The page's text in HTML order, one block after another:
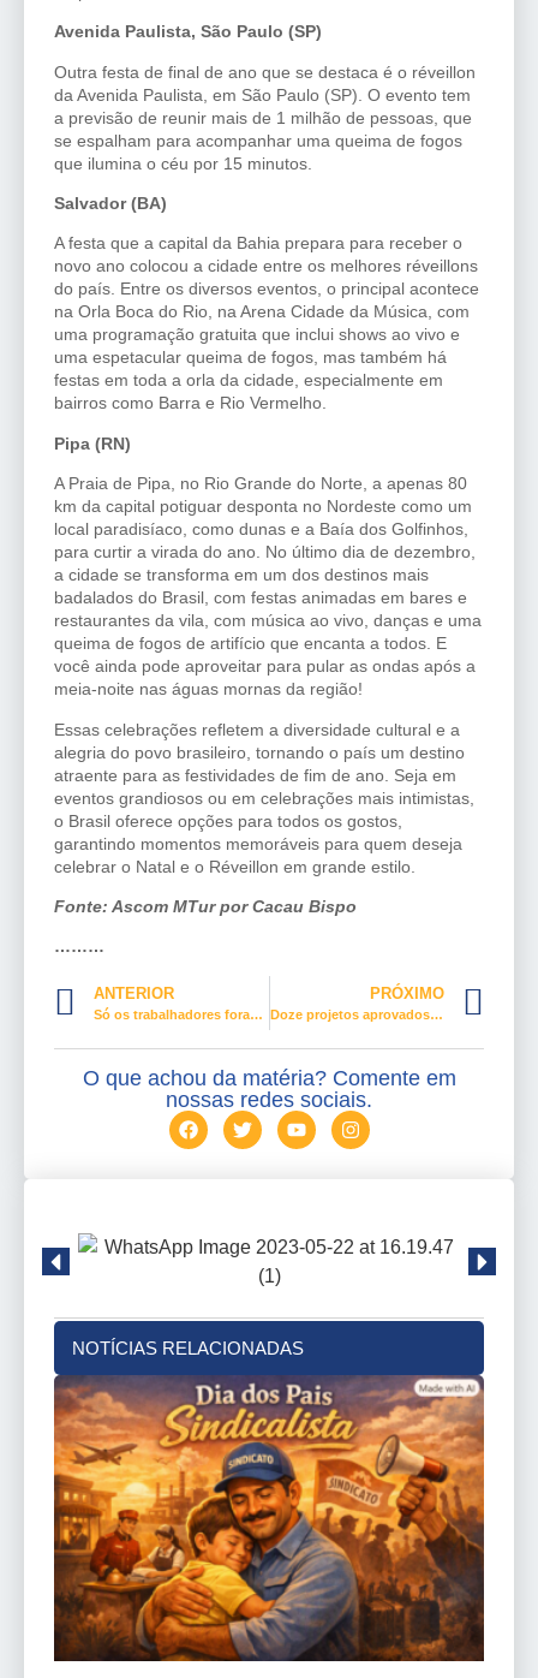
Avenida Paulista, São Paulo (SP)
Outra festa de final de ano que se destaca é o réveillon
da Avenida Paulista, em São Paulo (SP). O evento tem
a previsão de reunir mais de 1 milhão de pessoas, que
se espalham para acompanhar uma queima de fogos
que ilumina o céu por 15 minutos.
Salvador (BA)
A festa que a capital da Bahia prepara para receber o
novo ano colocou a cidade entre os melhores réveillons
do país. Entre os diversos eventos, o principal acontece
na Orla Boca do Rio, na Arena Cidade da Música, com
uma programação gratuita que inclui shows ao vivo e
uma espetacular queima de fogos, mas também há
festas em toda a orla da cidade, especialmente em
bairros como Barra e Rio Vermelho.
Pipa (RN)
A Praia de Pipa, no Rio Grande do Norte, a apenas 80
km da capital potiguar desponta no Nordeste como um
local paradisíaco, como dunas e a Baía dos Golfinhos,
para curtir a virada do ano. No último dia de dezembro,
a cidade se transforma em um dos destinos mais
badalados do Brasil, com festas animadas em bares e
restaurantes da vila, com música ao vivo, danças e uma
queima de fogos de artifício que encanta a todos. E
você ainda pode aproveitar para pular as ondas após a
meia-noite nas águas mornas da região!
Essas celebrações refletem a diversidade cultural e a
alegria do povo brasileiro, tornando o país um destino
atraente para as festividades de fim de ano. Seja em
eventos grandiosos ou em celebrações mais intimistas,
o Brasil oferece opções para todos os gostos,
garantindo momentos memoráveis para quem deseja
celebrar o Natal e o Réveillon em grande estilo.
Fonte: Ascom MTur por Cacau Bispo
………
ANTERIOR
Só os trabalhadores foram atingidos pela Reforma Trabalhista
PRÓXIMO
Doze projetos aprovados na Câmara combatem a violência contra mulheres
O que achou da matéria? Comente em
nossas redes sociais.
NOTÍCIAS RELACIONADAS